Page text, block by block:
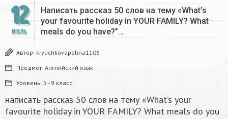
12
ИЮЛЬ
Написать рассказ 50 слов на тему «What’s
your favourite holiday in YOUR FAMILY? What
meals do you have?”…
Автор: kryuchkovapolina1106
Предмет: Английский язык
Уровень: 5 - 9 класс
написать рассказ 50 слов на тему «What’s your
favourite holiday in YOUR FAMILY? What meals do you